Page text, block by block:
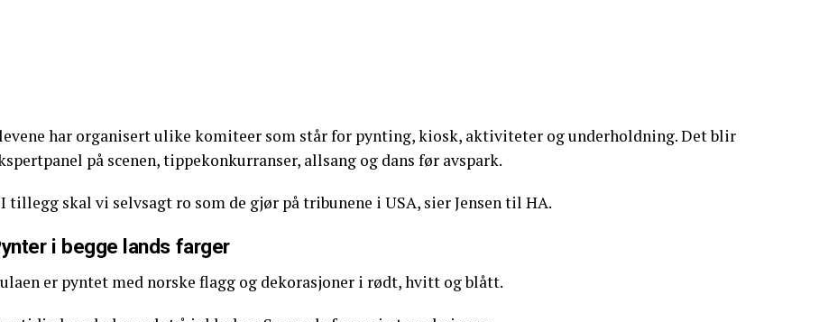
har organisert ulike komiteer som står for pynting, kiosk, aktiviteter og underholdning. Det blir
på scenen, tippekonkurranser, allsang og dans før avspark.
tillegg skal vi selvsagt ro som de gjør på tribunene i USA, sier Jensen til HA.
i begge lands farger
er pyntet med norske flagg og dekorasjoner i rødt, hvitt og blått.